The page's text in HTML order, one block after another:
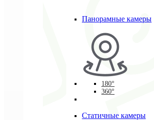
Панорамные камеры
180°
360°
Статичные камеры